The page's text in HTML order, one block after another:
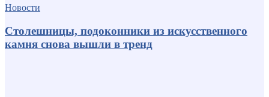
Новости
Столешницы, подоконники из искусственного
камня снова вышли в тренд